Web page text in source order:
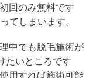
回のみ無料です
てしまいます。
中でも脱毛施術が
たいところです
用すれば施術可能